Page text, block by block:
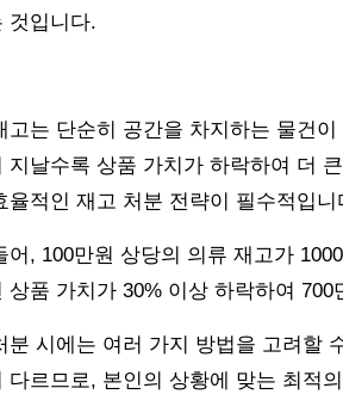
것입니다.
고는 단순히 공간을 차지하는 물건
지날수록 상품 가치가 하락하여 더
율적인 재고 처분 전략이 필수적입니
어, 100만원 상당의 의류 재고가
상품 가치가 30% 이상 하락하여
분 시에는 여러 가지 방법을 고려할
다르므로, 본인의 상황에 맞는 최적